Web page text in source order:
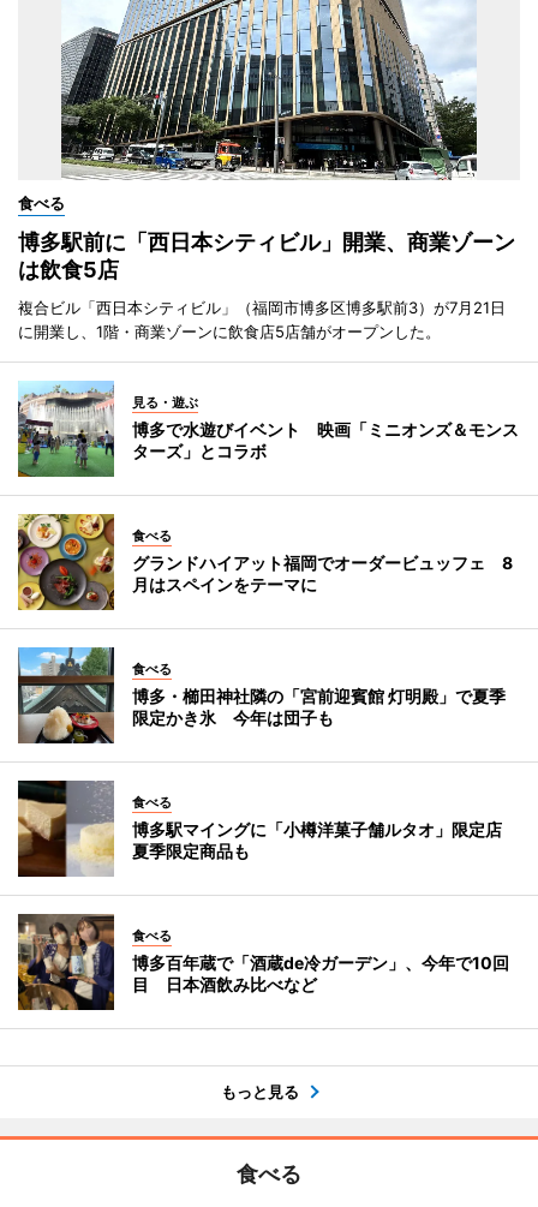
食べる
博多駅前に「西日本シティビル」開業、商業ゾーン
は飲食5店
複合ビル「西日本シティビル」（福岡市博多区博多駅前3）が7月21日
に開業し、1階・商業ゾーンに飲食店5店舗がオープンした。
見る・遊ぶ
博多で水遊びイベント 映画「ミニオンズ＆モンス
ターズ」とコラボ
食べる
グランドハイアット福岡でオーダービュッフェ 8
月はスペインをテーマに
食べる
博多・櫛田神社隣の「宮前迎賓館 灯明殿」で夏季
限定かき氷 今年は団子も
食べる
博多駅マイングに「小樽洋菓子舗ルタオ」限定店
夏季限定商品も
食べる
博多百年蔵で「酒蔵de冷ガーデン」、今年で10回
目 日本酒飲み比べなど
もっと見る
食べる